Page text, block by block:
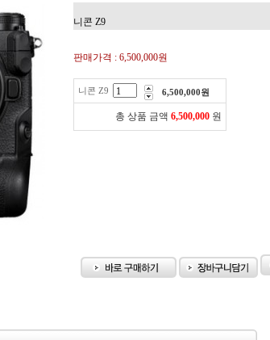
니콘 Z9
판매가격 : 6,500,000원
니콘 Z9 6,500,000원
총 상품 금액 6,500,000 원